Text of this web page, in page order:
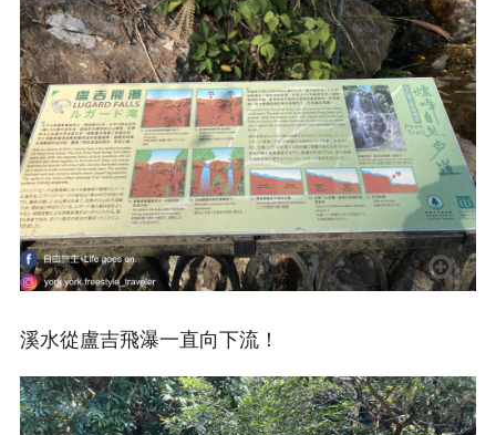
溪水從盧吉飛瀑一直向下流！